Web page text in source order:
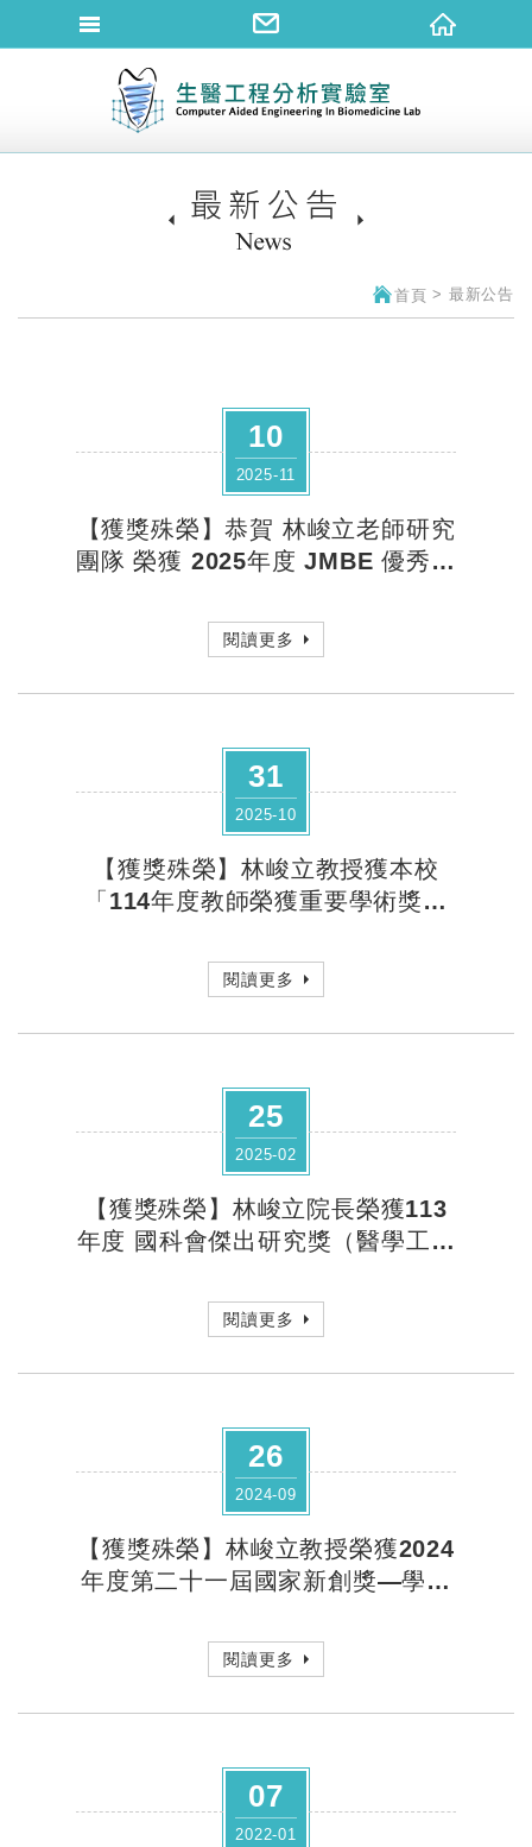
首頁 最新公告
10
2025-11
【獲獎殊榮】恭賀 林峻立老師研究
團隊 榮獲 2025年度 JMBE 優秀論
閱讀更多
31
2025-10
【獲獎殊榮】林峻立教授獲本校
「114年度教師榮獲重要學術獎」
閱讀更多
25
2025-02
【獲獎殊榮】林峻立院長榮獲113
年度 國科會傑出研究獎（醫學工程
閱讀更多
26
2024-09
【獲獎殊榮】林峻立教授榮獲2024
年度第二十一屆國家新創獎—學研
閱讀更多
07
2022-01